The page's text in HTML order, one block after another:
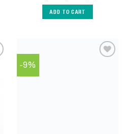
ADD TO CART
-9%